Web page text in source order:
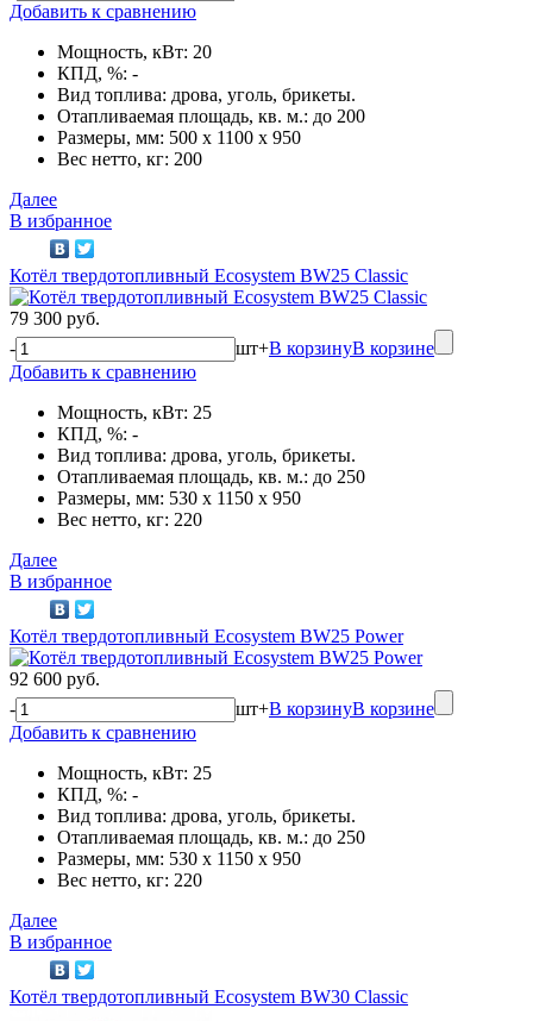
Добавить к сравнению
Мощность, кВт: 20
КПД, %: -
Вид топлива: дрова, уголь, брикеты.
Отапливаемая площадь, кв. м.: до 200
Размеры, мм: 500 x 1100 x 950
Вес нетто, кг: 200
Далее
В избранное
Котёл твердотопливный Ecosystem BW25 Classic
79 300 руб.
-
шт+В корзинуВ корзине
Добавить к сравнению
Мощность, кВт: 25
КПД, %: -
Вид топлива: дрова, уголь, брикеты.
Отапливаемая площадь, кв. м.: до 250
Размеры, мм: 530 x 1150 x 950
Вес нетто, кг: 220
Далее
В избранное
Котёл твердотопливный Ecosystem BW25 Power
92 600 руб.
-
шт+В корзинуВ корзине
Добавить к сравнению
Мощность, кВт: 25
КПД, %: -
Вид топлива: дрова, уголь, брикеты.
Отапливаемая площадь, кв. м.: до 250
Размеры, мм: 530 x 1150 x 950
Вес нетто, кг: 220
Далее
В избранное
Котёл твердотопливный Ecosystem BW30 Classic